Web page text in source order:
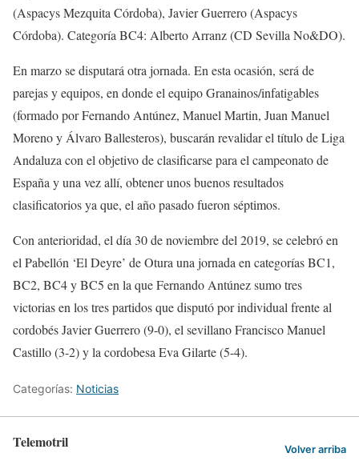
(Aspacys Mezquita Córdoba), Javier Guerrero (Aspacys
Córdoba). Categoría BC4: Alberto Arranz (CD Sevilla No&DO).
En marzo se disputará otra jornada. En esta ocasión, será de
parejas y equipos, en donde el equipo Granainos/infatigables
(formado por Fernando Antúnez, Manuel Martin, Juan Manuel
Moreno y Álvaro Ballesteros), buscarán revalidar el título de Liga
Andaluza con el objetivo de clasificarse para el campeonato de
España y una vez allí, obtener unos buenos resultados
clasificatorios ya que, el año pasado fueron séptimos.
Con anterioridad, el día 30 de noviembre del 2019, se celebró en
el Pabellón ‘El Deyre’ de Otura una jornada en categorías BC1,
BC2, BC4 y BC5 en la que Fernando Antúnez sumo tres
victorias en los tres partidos que disputó por individual frente al
cordobés Javier Guerrero (9-0), el sevillano Francisco Manuel
Castillo (3-2) y la cordobesa Eva Gilarte (5-4).
Categorías: Noticias
Telemotril Volver arriba